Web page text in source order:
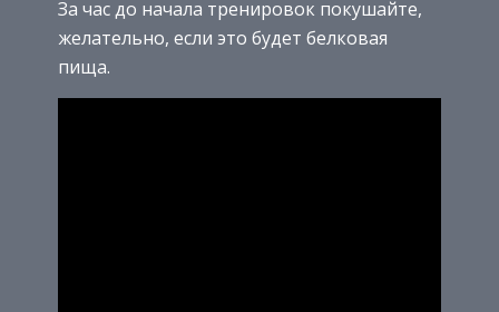
За час до начала тренировок покушайте,
желательно, если это будет белковая
пища.